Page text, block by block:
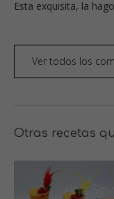
Esta exquisita, la
Ver todos los
Otras recetas